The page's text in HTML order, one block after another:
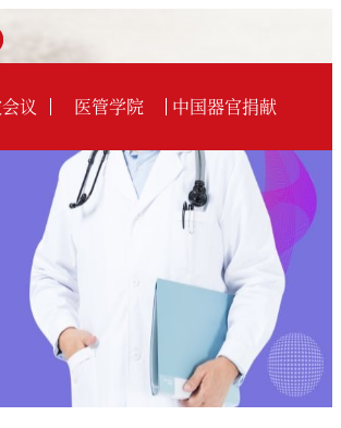
议 医管学院 中国器官捐献